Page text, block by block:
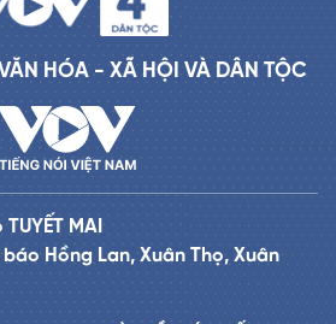
HÓA - XÃ HỘI VÀ DÂN TỘC
MAI
Hồng Lan, Xuân Thọ, Xuân